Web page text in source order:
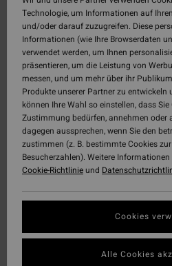
Technologie, um Informationen auf
und/oder darauf zuzugreifen. Diese
Informationen (wie Ihre Browserdaten
verwendet werden, um Ihnen
präsentieren, um die Leistung von
messen, und um mehr über ihr
Produkte unserer Partner zu entwickeln
können Ihre Wahl so einstellen, dass Sie
Zustimmung bedürfen, annehmen oder
dagegen aussprechen, wenn Sie den
zustimmen (z. B. bestimmte Cookies
Besucherzahlen). Weitere
Cookie-Richtlinieund
Cookies
Alle Cookies